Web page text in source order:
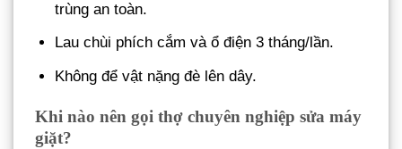
trùng an toàn.
Lau chùi phích cắm và ổ điện 3 tháng/lần.
Không để vật nặng đè lên dây.
Khi nào nên gọi thợ chuyên nghiệp sửa máy
giặt?